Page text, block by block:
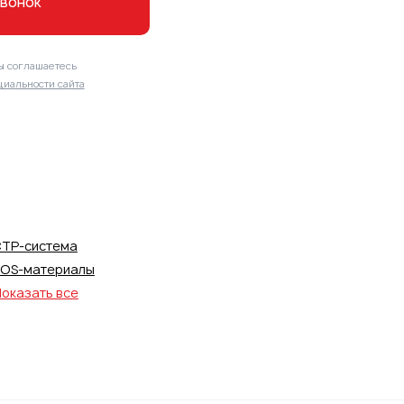
соглашаетесь
сайта
система
материалы
все